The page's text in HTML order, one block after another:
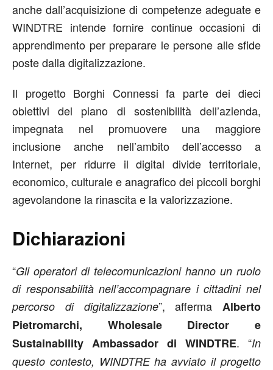
anche dall’acquisizione di competenze adeguate e
WINDTRE intende fornire continue occasioni di
apprendimento per preparare le persone alle sfide
poste dalla digitalizzazione.
Il progetto Borghi Connessi fa parte dei dieci
obiettivi del piano di sostenibilità dell’azienda,
impegnata nel promuovere una maggiore
inclusione anche nell’ambito dell’accesso a
Internet, per ridurre il digital divide territoriale,
economico, culturale e anagrafico dei piccoli borghi
agevolandone la rinascita e la valorizzazione.
Dichiarazioni
“Gli operatori di telecomunicazioni hanno un ruolo
di responsabilità nell’accompagnare i cittadini nel
percorso di digitalizzazione”, afferma Alberto
Pietromarchi, Wholesale Director e
Sustainability Ambassador di WINDTRE. “In
questo contesto, WINDTRE ha avviato il progetto